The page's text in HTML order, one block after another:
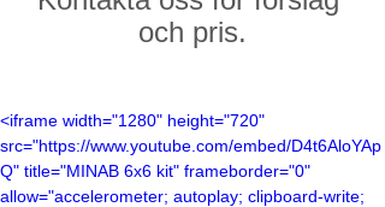
och pris.
<iframe width="1280" height="720"
src="https://www.youtube.com/embed/D4t6AloYAp
Q" title="MINAB 6x6 kit" frameborder="0"
allow="accelerometer; autoplay; clipboard-write;